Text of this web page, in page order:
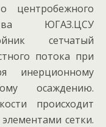
центробежного
ЮГАЗ.ЦСУ
сетчатый
потока при
инерционному
осаждению.
происходит
сетки.